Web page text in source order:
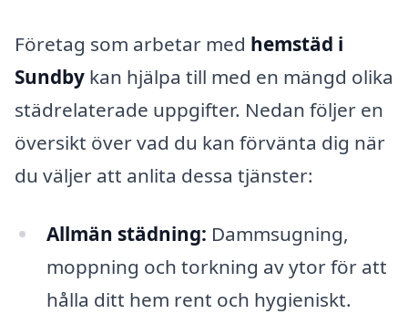
Företag som arbetar med hemstäd i
Sundby kan hjälpa till med en mängd olika
städrelaterade uppgifter. Nedan följer en
översikt över vad du kan förvänta dig när
du väljer att anlita dessa tjänster:
Allmän städning: Dammsugning,
moppning och torkning av ytor för att
hålla ditt hem rent och hygieniskt.